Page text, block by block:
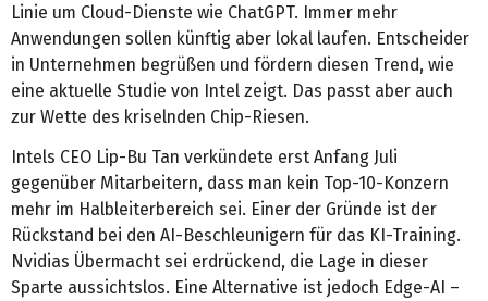
Linie um Cloud-Dienste wie ChatGPT. Immer mehr
Anwendungen sollen künftig aber lokal laufen. Entscheider
in Unternehmen begrüßen und fördern diesen Trend, wie
eine aktuelle Studie von Intel zeigt. Das passt aber auch
zur Wette des kriselnden Chip-Riesen.
Intels CEO Lip-Bu Tan verkündete erst Anfang Juli
gegenüber Mitarbeitern, dass man kein Top-10-Konzern
mehr im Halbleiterbereich sei. Einer der Gründe ist der
Rückstand bei den AI-Beschleunigern für das KI-Training.
Nvidias Übermacht sei erdrückend, die Lage in dieser
Sparte aussichtslos. Eine Alternative ist jedoch Edge-AI –